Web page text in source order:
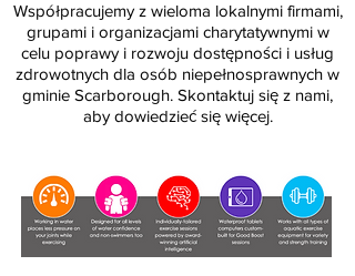
Współpracujemy z wieloma lokalnymi firmami,
grupami i organizacjami charytatywnymi w
celu poprawy i rozwoju dostępności i usług
zdrowotnych dla osób niepełnosprawnych w
gminie Scarborough. Skontaktuj się z nami,
aby dowiedzieć się więcej.